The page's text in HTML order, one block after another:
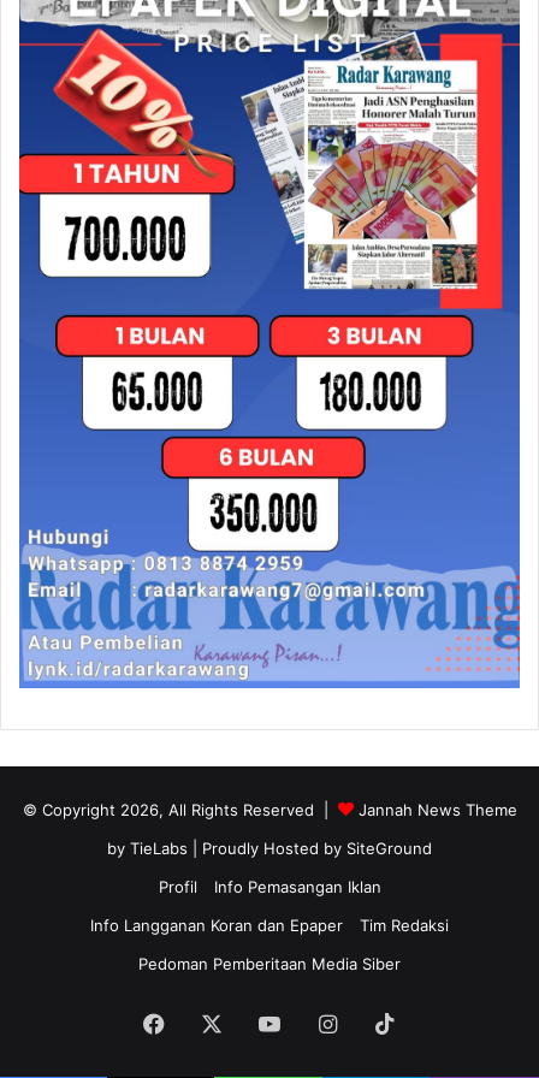
© Copyright 2026, All Rights Reserved |
Jannah News Theme
by TieLabs | Proudly Hosted by SiteGround
Profil
Info Pemasangan Iklan
Info Langganan Koran dan Epaper
Tim Redaksi
Pedoman Pemberitaan Media Siber
Facebook YouTubeInstagram